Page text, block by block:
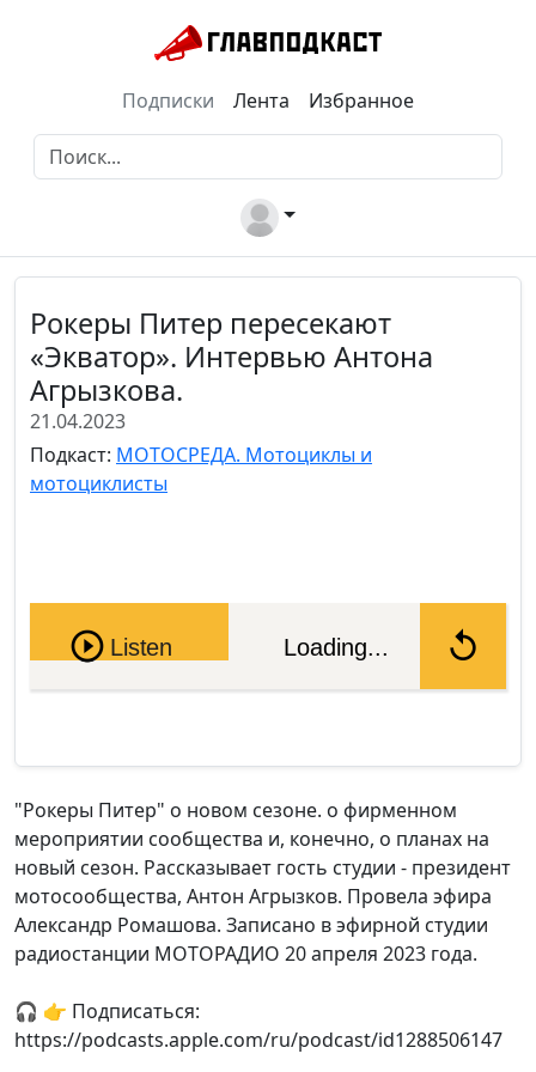
Подписки Лента Избранное
Рокеры Питер пересекают
«Экватор». Интервью Антона
Агрызкова.
21.04.2023
Подкаст: МОТОСРЕДА. Мотоциклы и
мотоциклисты
Pause
Listen Loading...
"Рокеры Питер" о новом сезоне. о фирменном
мероприятии сообщества и, конечно, о планах на
новый сезон. Рассказывает гость студии - президент
мотосообщества, Антон Агрызков. Провела эфира
Александр Ромашова. Записано в эфирной студии
радиостанции МОТОРАДИО 20 апреля 2023 года.
🎧 👉 Подписаться:
https://podcasts.apple.com/ru/podcast/id1288506147